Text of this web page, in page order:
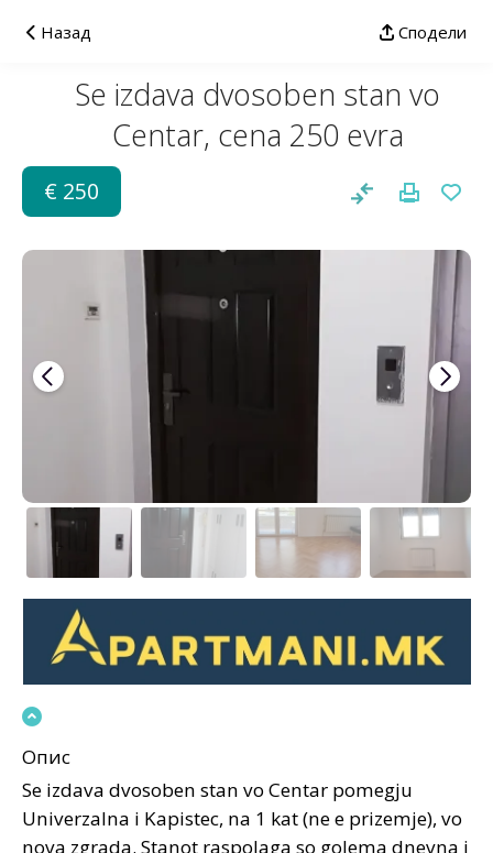
Назад Сподели
Se izdava dvosoben stan vo
Centar, cena 250 evra
€ 250
Опис
Se izdava dvosoben stan vo Centar pomegju
Univerzalna i Kapistec, na 1 kat (ne e prizemje), vo
nova zgrada. Stanot raspolaga so golema dnevna i